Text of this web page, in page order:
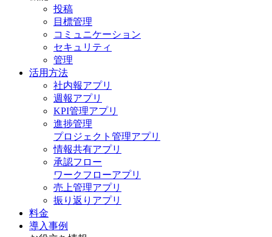
投稿
目標管理
コミュニケーション
セキュリティ
管理
活用方法
社内報アプリ
週報アプリ
KPI管理アプリ
進捗管理
プロジェクト管理アプリ
情報共有アプリ
承認フロー
ワークフローアプリ
売上管理アプリ
振り返りアプリ
料金
導入事例